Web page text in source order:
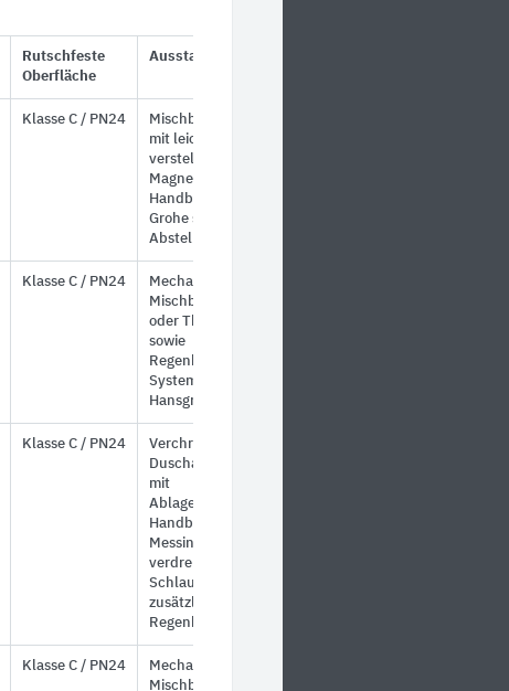
Rutschfeste
Oberfläche
Ausstattung
Klasse C / PN24
Mischbatterie,
mit leicht
verstellbarer
Magnet
Handbrause von
Grohe sowie
Abstellfläche
Klasse C / PN24
Mechanische
Mischbatterie
oder Thermostat
sowie
Regenbrause-
System von
Hansgrohe
Klasse C / PN24
Verchromte
Duscharmatur
mit
Ablagefläche,
Handbrause aus
Messing mit
verdrehsicherem
Schlauch sowie
zusätzliche
Regenbrause
Klasse C / PN24
Mechanische
Mischbatterie